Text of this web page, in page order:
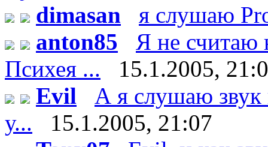
dimasan
я слушаю
anton85
Я не считаю
Психея ...
15.1.2005,
Evil
А я слушаю
у...
15.1.2005, 21:07